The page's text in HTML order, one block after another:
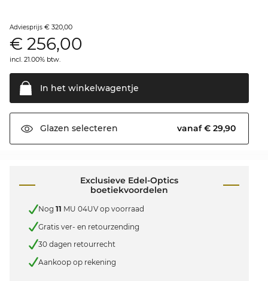
Adviesprijs € 320,00
€ 256,00
incl. 21.00% btw.
In het winkelwagentje
Glazen selecteren vanaf € 29,90
Exclusieve Edel-Optics
boetiekvoordelen
Nog 11 MU 04UV op voorraad
Gratis ver- en retourzending
30 dagen retourrecht
Aankoop op rekening